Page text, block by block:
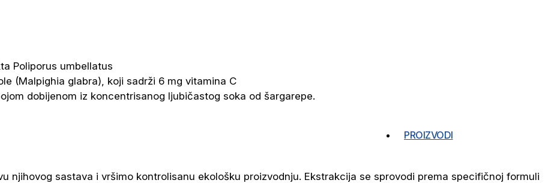
PROIZVODI
Poliporus umbellatus
(Malpighia glabra), koji sadrži 6 mg vitamina C
dobijenom iz koncentrisanog ljubičastog soka od šargarepe.
njihovog sastava i vršimo kontrolisanu ekološku proizvodnju. Ekstrakcija se sprovodi prema specifičnoj formuli